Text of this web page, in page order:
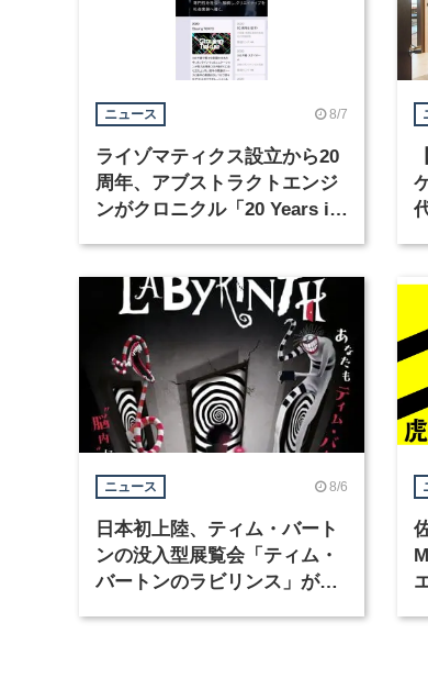
ニュース 8/7
ライゾマティクス設立から20
周年、アブストラクトエンジ
ンがクロニクル「20 Years in
ニュース 8/6
日本初上陸、ティム・バート
ンの没入型展覧会「ティム・
バートンのラビリンス」が東